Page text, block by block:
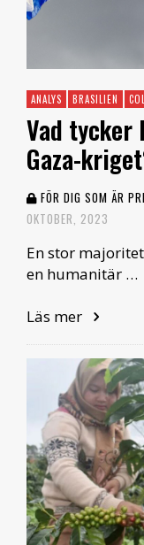
ANALYS BRASILIEN
Vad tycker
Gaza-
FÖR DIG SOM ÄR
OKTOBER, 2023
En stor
en humanitär …
Läs mer